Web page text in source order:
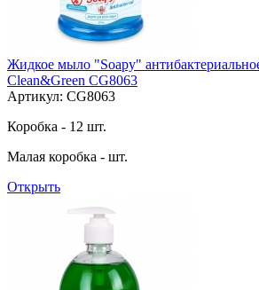
Жидкое мыло "Soapy"
Clean&Green CG8063
Артикул: CG8063
Коробка - 12 шт.
Малая коробка - шт.
Открыть